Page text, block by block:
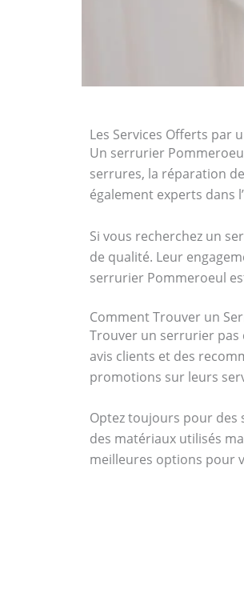
Les Services Offerts par
Un serrurier
serrures, la réparation
également experts dans
Si vous recherchez un
de qualité. Leur
serrurier Pommeroeul
Comment Trouver un
Trouver un serrurier pas
avis clients et des
promotions sur leurs
Optez toujours pour des
des matériaux utilisés
meilleures options pour